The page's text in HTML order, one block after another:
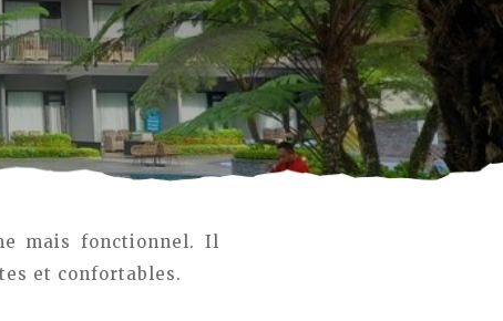
mais fonctionnel. Il
et confortables.